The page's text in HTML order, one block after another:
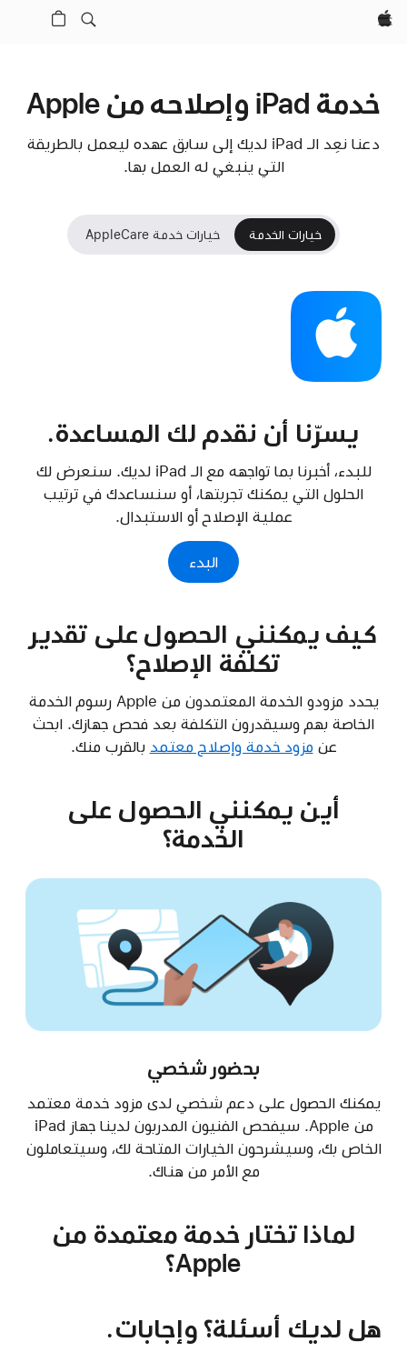
Apple‏
خدمة iPad وإصلاحه من Apple
دعنا نعِد الـ iPad لديك إلى سابق عهده ليعمل بالطريقة
التي ينبغي له العمل بها.
خيارات الخدمة خيارات خدمة AppleCare
يسرّنا أن نقدم لك المساعدة.
للبدء، أخبرنا بما تواجهه مع الـ iPad لديك. سنعرض لك
الحلول التي يمكنك تجربتها، أو سنساعدك في ترتيب
عملية الإصلاح أو الاستبدال.
البدء
كيف يمكنني الحصول على تقدير
تكلفة الإصلاح؟
يحدد مزودو الخدمة المعتمدون من Apple رسوم الخدمة
الخاصة بهم وسيقدرون التكلفة بعد فحص جهازك. ابحث
عن مزود خدمة وإصلاح معتمد بالقرب منك.
أين يمكنني الحصول على
الخدمة؟
بحضور شخصي
يمكنك الحصول على دعم شخصي لدى مزود خدمة معتمد
من Apple. سيفحص الفنيون المدربون لدينا جهاز iPad
الخاص بك، وسيشرحون الخيارات المتاحة لك، وسيتعاملون
مع الأمر من هناك.
لماذا تختار خدمة معتمدة من
Apple؟
هل لديك أسئلة؟ وإجابات.